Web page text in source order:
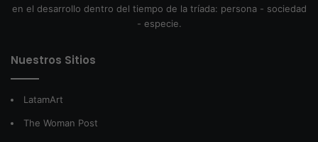
en el desarrollo dentro del tiempo de la tríada: persona - sociedad
- especie.
Nuestros Sitios
LatamArt
The Woman Post